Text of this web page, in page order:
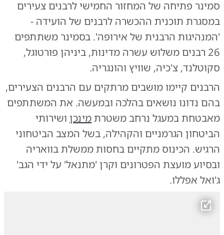
סמינר פתיחה של המחזור החמישי לרבנים צעירים
במסגרת תוכנית ההכשרה לרבנים של הועידה -
'המנהיגות הרבנית של אירופה'. בסמינר משתתפים
26 רבנים משלוש עשרה מדינות, ביניהן פורטוגל,
סקוטלנד, צ'כיה, שוויץ והונגריה.
הרבנים קיימו מושבים מרתקים עם הרבנים הצעירים,
בהם נדונו נושאים בהלכה ובמעשה. את המשתתפים
מאבטחת במעגל נרחב משטרתמינכן ושירותי
הביטחון הגרמניים והקהילה, בשל המצב הביטחוני
הרגיש. הכינוס מתקיים בחסות ממשלת בוואריה
ובסיוע מועצת הפטרונים וקרן 'מתנאל' על ידי הגב'
ג'ואל אפללו.